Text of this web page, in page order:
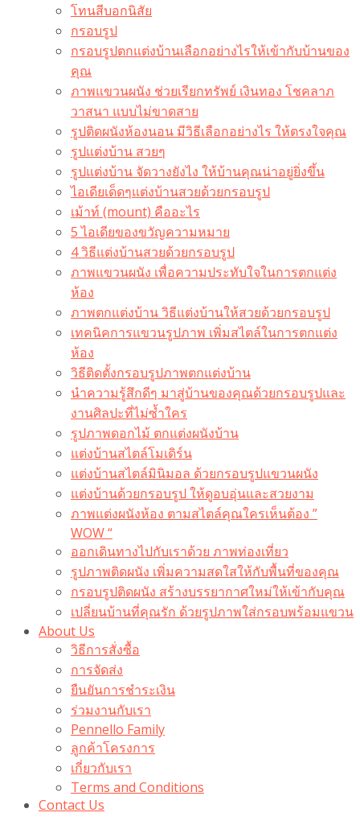
โทนสีบอกนิสัย
กรอบรูป
กรอบรูปตกแต่งบ้านเลือกอย่างไรให้เข้ากับบ้านของ
คุณ
ภาพแขวนผนัง ช่วยเรียกทรัพย์ เงินทอง โชคลาภ
วาสนา แบบไม่ขาดสาย
รูปติดผนังห้องนอน มีวิธีเลือกอย่างไร ให้ตรงใจคุณ
รูปแต่งบ้าน สวยๆ
รูปแต่งบ้าน จัดวางยังไง ให้บ้านคุณน่าอยู่ยิ่งขึ้น
ไอเดียเด็ดๆแต่งบ้านสวยด้วยกรอบรูป
เม้าท์ (mount) คืออะไร​
5 ไอเดียของขวัญความหมาย
4 วิธีแต่งบ้านสวยด้วยกรอบรูป
ภาพแขวนผนัง เพื่อความประทับใจในการตกแต่ง
ห้อง
ภาพตกแต่งบ้าน วิธีแต่งบ้านให้สวยด้วยกรอบรูป
เทคนิคการแขวนรูปภาพ เพิ่มสไตล์ในการตกแต่ง
ห้อง
วิธีติดตั้งกรอบรูปภาพตกแต่งบ้าน
นำความรู้สึกดีๆ มาสู่บ้านของคุณด้วยกรอบรูปและ
งานศิลปะที่ไม่ซ้ำใคร
รูปภาพดอกไม้ ตกแต่งผนังบ้าน
แต่งบ้านสไตล์โมเดิร์น
แต่งบ้านสไตล์มินิมอล ด้วยกรอบรูปแขวนผนัง
แต่งบ้านด้วยกรอบรูป ให้ดูอบอุ่นและสวยงาม
ภาพแต่งผนังห้อง ตามสไตล์คุณใครเห็นต้อง ”
WOW “
ออกเดินทางไปกับเราด้วย ภาพท่องเที่ยว
รูปภาพติดผนัง เพิ่มความสดใสให้กับพื้นที่ของคุณ
กรอบรูปติดผนัง สร้างบรรยากาศใหม่ให้เข้ากับคุณ
เปลี่ยนบ้านที่คุณรัก ด้วยรูปภาพใส่กรอบพร้อมแขวน​
About Us
วิธีการสั่งซื้อ
การจัดส่ง
ยืนยันการชำระเงิน
ร่วมงานกับเรา
Pennello Family
ลูกค้าโครงการ
เกี่ยวกับเรา
Terms and Conditions
Contact Us